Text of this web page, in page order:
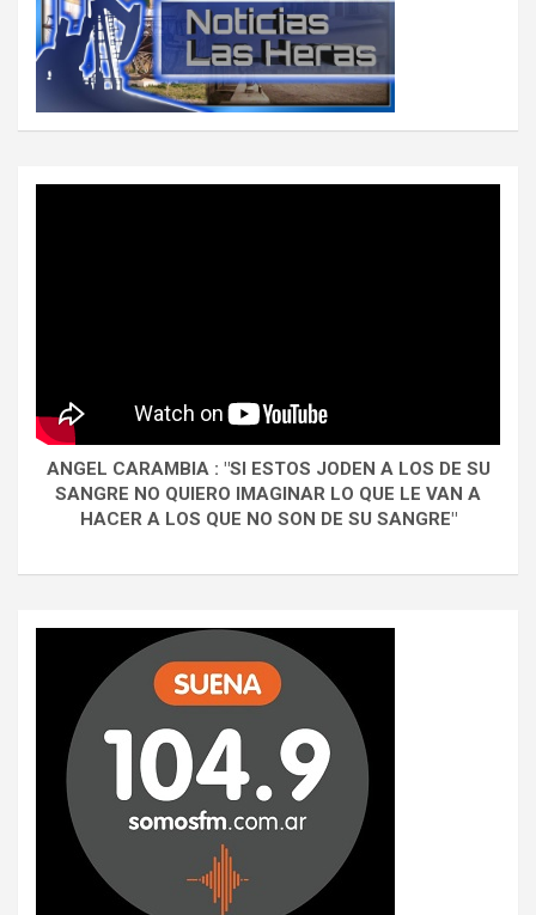
ANGEL CARAMBIA : "SI ESTOS JODEN A LOS DE SU
SANGRE NO QUIERO IMAGINAR LO QUE LE VAN A
HACER A LOS QUE NO SON DE SU SANGRE"